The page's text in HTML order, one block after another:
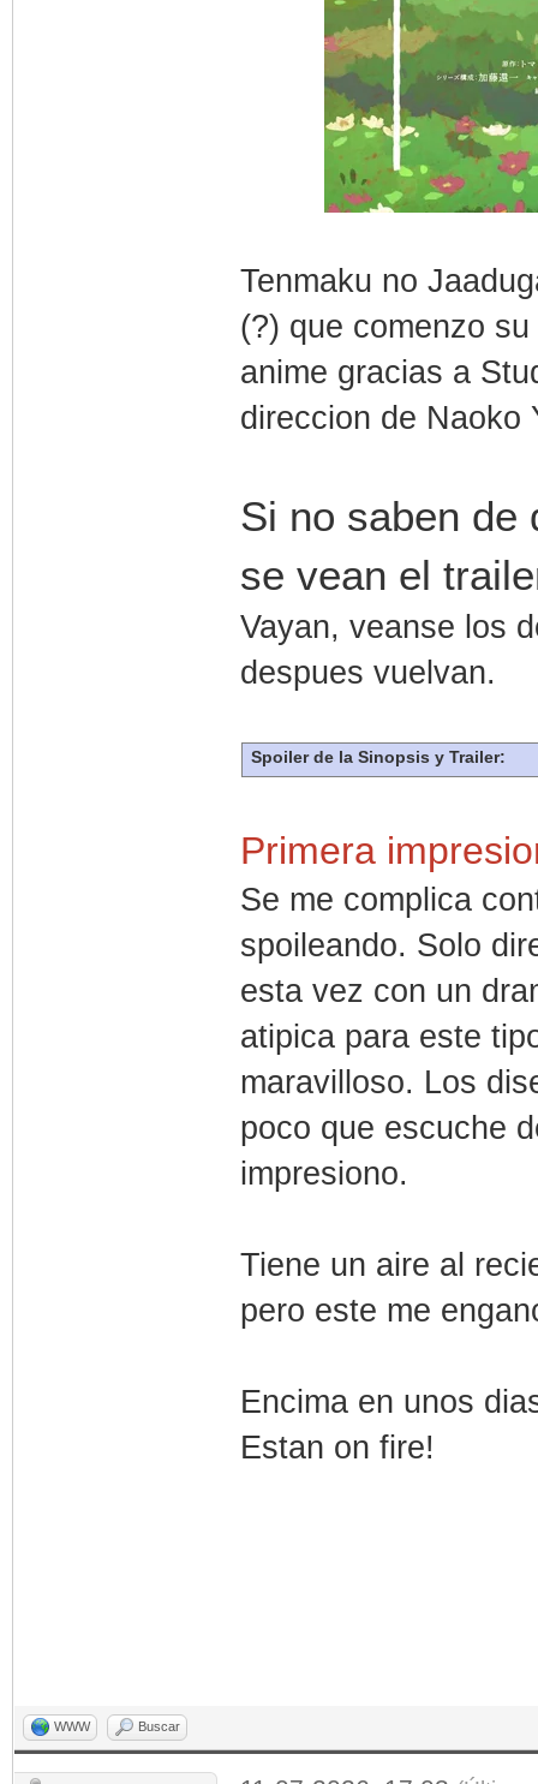
Tenmaku no
(?) que comenzo
anime gracias a
direccion de Naoko
Si no saben
se vean el
Vayan, veanse los
despues vuelvan.
Spoiler de la Sinopsis y Trailer:
Primera
Se me complica
spoileando. Solo
esta vez con un
atipica para este
maravilloso. Los
poco que escuche
impresiono.
Tiene un aire al
pero este me
Encima en unos
Estan on fire!
WWW Buscar